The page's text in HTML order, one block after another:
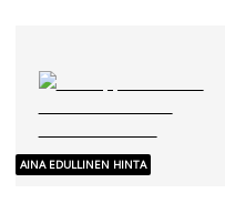
AINA EDULLINEN HINTA